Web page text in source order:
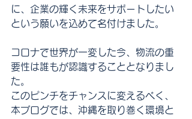
に、企業の輝く未来をサポートしたい
という願いを込めて名付けました。
コロナで世界が一変した今、物流の重
要性は誰もが認識することとなりまし
た。
このピンチをチャンスに変えるべく、
本ブログでは、沖縄を取り巻く環境と